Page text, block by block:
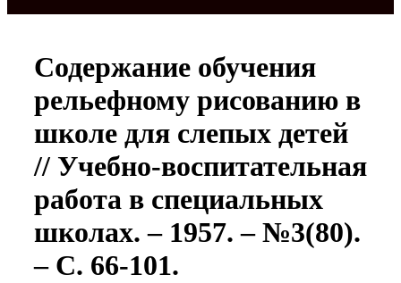
Содержание обучения
рельефному рисованию в
школе для слепых детей
// Учебно-воспитательная
работа в специальных
школах. – 1957. – №3(80).
– С. 66-101.